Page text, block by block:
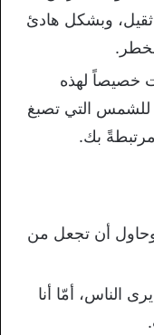
وبشكل هادئ
خصيصاً لهذه
للشمس التي تصبغ
بك.
أن تجعل من
الناس، أمّا أنا